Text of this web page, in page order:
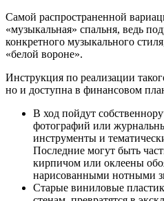
Самой распространенной
«музыкальная» спальня, ведь
конкретного музыкального
«белой вороне».
Инструкция по реализации
но и доступна в финансовом
В ход пойдут
фотографий или
инструменты и
Последние могут быть
кирпичом или оклеены
нарисованными нотными
Старые виниловые